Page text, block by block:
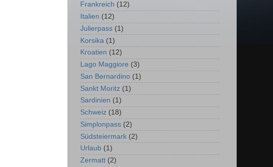
Frankreich (12)
Italien (12)
Julierpass (1)
Korsika (1)
Kroatien (12)
Lago Maggiore (3)
San Bernardino (1)
Sankt Moritz (1)
Sardinien (1)
Schweiz (18)
Simplonpass (2)
Südsteiermark (2)
Urlaub (1)
Zermatt (2)